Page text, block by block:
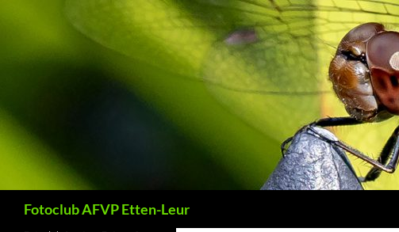
Fotoclub AFVP Etten-Leur